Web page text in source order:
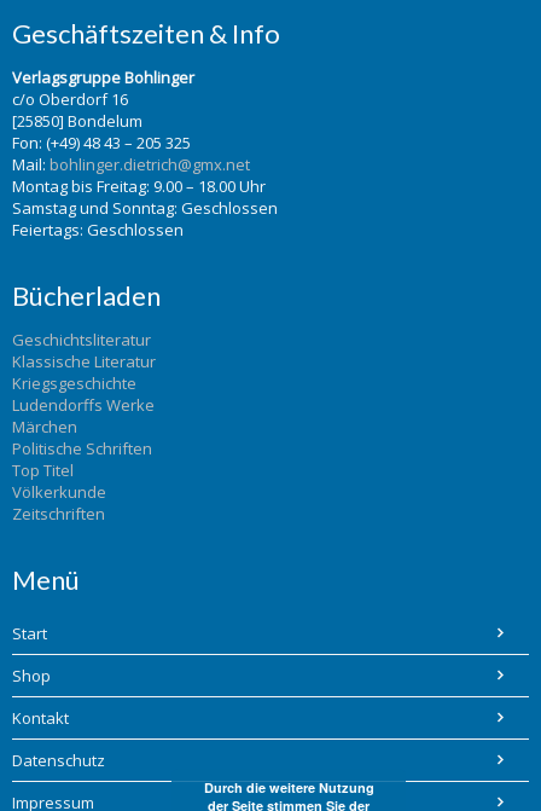
Geschäftszeiten & Info
Verlagsgruppe Bohlinger
c/o Oberdorf 16
[25850] Bondelum
Fon: (+49) 48 43 – 205 325
Mail: bohlinger.dietrich@gmx.net
Montag bis Freitag: 9.00 – 18.00 Uhr
Samstag und Sonntag: Geschlossen
Feiertags: Geschlossen
Bücherladen
Geschichtsliteratur
Klassische Literatur
Kriegsgeschichte
Ludendorffs Werke
Märchen
Politische Schriften
Top Titel
Völkerkunde
Zeitschriften
Menü
Start
Shop
Kontakt
Datenschutz
Impressum
Durch die weitere Nutzung
der Seite stimmen Sie der